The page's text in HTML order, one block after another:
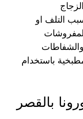
التلف او
باستخدام
بالقصر